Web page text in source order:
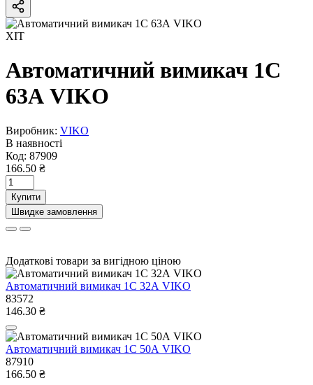
ХІТ
Автоматичний вимикач 1C
63А VIKO
Виробник: VIKO
В наявності
Код: 87909
166.50 ₴
Купити
Швидке замовлення
Додаткові товари за вигідною ціною
Автоматичний вимикач 1C 32А VIKO
83572
146.30 ₴
Автоматичний вимикач 1C 50А VIKO
87910
166.50 ₴